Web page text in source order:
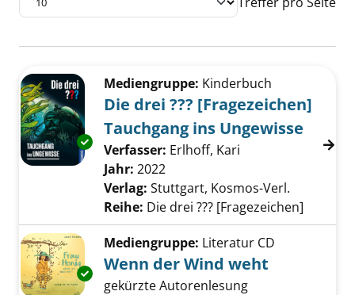
Zu den Suchfiltern springen
Exemplar-Details von Die drei ???
Mediengruppe: Kinderbuch
Die drei ??? [Fragezeichen]
Tauchgang ins Ungewisse
Verfasser: Erlhoff, Kari Suche nach
Jahr: 2022
Verlag: Stuttgart, Kosmos-Verl.
Reihe: Die drei ??? [Fragezeichen]
Exemplar-Details von Wenn der Wind weht
Mediengruppe: Literatur CD
Wenn der Wind weht
gekürzte Autorenlesung